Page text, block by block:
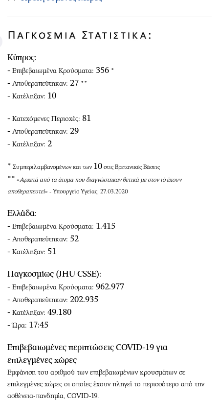
Κύπρος:
- Επιβεβαιωμένα Κρούσματα: 356 *
- Αποθεραπεύτηκαν: 27 **
- Κατέληξαν: 10
- Κατεχόμενες Περιοχές: 81
- Αποθεραπεύτηκαν: 29
- Κατέληξαν: 2
* Συμπεριλαμβανομένων και των 10 στις Βρετανικές Βάσεις
** «Aρκετά από τα άτομα που διαγνώστηκαν θετικά με στον ιό έχουν
αποθεραπευτεί» - Υπουργείο Υγείας, 27.03.2020
Ελλάδα:
- Επιβεβαιωμένα Κρούσματα: 1.415
- Αποθεραπεύτηκαν: 52
- Κατέληξαν: 51
Παγκοσμίως (JHU CSSE):
- Επιβεβαιωμένα Κρούσματα: 962.977
- Αποθεραπεύτηκαν: 202.935
- Κατέληξαν: 49.180
-Ώρα: 17:45
Επιβεβαιωμένες περιπτώσεις COVID-19 για
επιλεγμένες χώρες
Εμφάνιση του αριθμού των επιβεβαιωμένων κρουσμάτων σε
επιλεγμένες χώρες οι οποίες έχουν πληγεί το περισσότερο από την
ασθένεια-πανδημία, COVID-19.